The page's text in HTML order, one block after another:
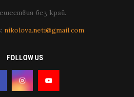
без край.
nikolova.neti@gmail.com
FOLLOW US